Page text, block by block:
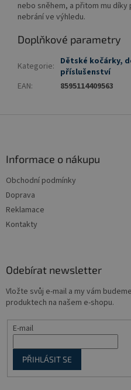
nebo sněhem, a přitom mu
nebrání ve výhledu.
Doplňkové parametry
Kategorie: Dětské kočárky,
příslušenství
EAN: 8595114409563
Informace o nákupu
Obchodní podmínky
Doprava
Reklamace
Kontakty
Odebírat newsletter
Vložte svůj e-mail a my vám
produktech na našem e-shopu.
E-mail
PŘIHLÁSIT SE